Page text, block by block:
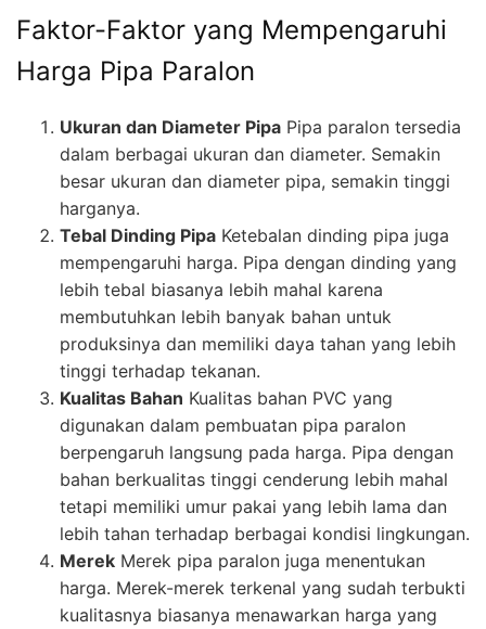
Faktor-Faktor yang Mempengaruhi
Harga Pipa Paralon
Ukuran dan Diameter Pipa Pipa paralon tersedia
dalam berbagai ukuran dan diameter. Semakin
besar ukuran dan diameter pipa, semakin tinggi
harganya.
Tebal Dinding Pipa Ketebalan dinding pipa juga
mempengaruhi harga. Pipa dengan dinding yang
lebih tebal biasanya lebih mahal karena
membutuhkan lebih banyak bahan untuk
produksinya dan memiliki daya tahan yang lebih
tinggi terhadap tekanan.
Kualitas Bahan Kualitas bahan PVC yang
digunakan dalam pembuatan pipa paralon
berpengaruh langsung pada harga. Pipa dengan
bahan berkualitas tinggi cenderung lebih mahal
tetapi memiliki umur pakai yang lebih lama dan
lebih tahan terhadap berbagai kondisi lingkungan.
Merek Merek pipa paralon juga menentukan
harga. Merek-merek terkenal yang sudah terbukti
kualitasnya biasanya menawarkan harga yang